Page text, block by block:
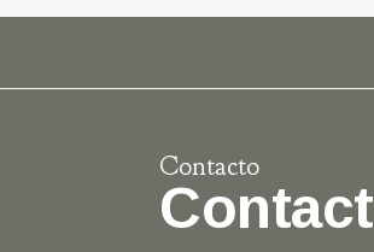
Contacto
Contact